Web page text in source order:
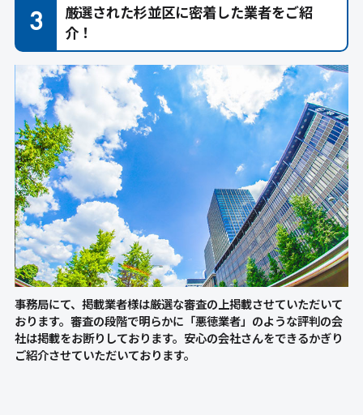
厳選された杉並区に密着した業者をご紹
介！
事務局にて、掲載業者様は厳選な審査の上掲載させていただいて
おります。審査の段階で明らかに「悪徳業者」のような評判の会
社は掲載をお断りしております。安心の会社さんをできるかぎり
ご紹介させていただいております。